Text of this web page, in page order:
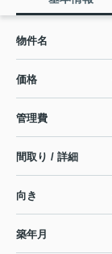
物件名
価格
管理費
間取り / 詳細
向き
築年月